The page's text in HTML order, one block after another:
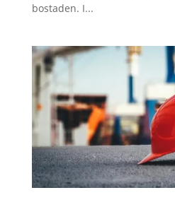
bostaden. I...